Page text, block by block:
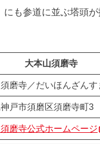
にも参道に並ぶ塔頭
大本山須磨寺
磨寺／だいほんざんす
戸市須磨区須磨寺町3
磨寺公式ホームページ